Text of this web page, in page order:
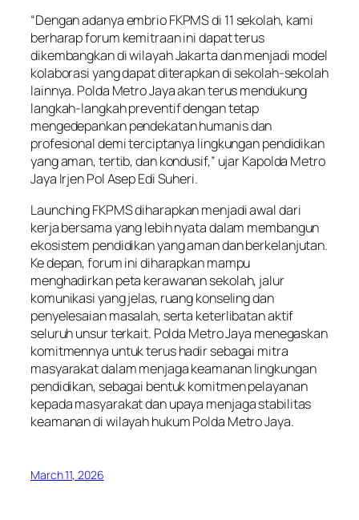
“Dengan adanya embrio FKPMS di 11 sekolah, kami
berharap forum kemitraan ini dapat terus
dikembangkan di wilayah Jakarta dan menjadi model
kolaborasi yang dapat diterapkan di sekolah-sekolah
lainnya. Polda Metro Jaya akan terus mendukung
langkah-langkah preventif dengan tetap
mengedepankan pendekatan humanis dan
profesional demi terciptanya lingkungan pendidikan
yang aman, tertib, dan kondusif,” ujar Kapolda Metro
Jaya Irjen Pol Asep Edi Suheri.
Launching FKPMS diharapkan menjadi awal dari
kerja bersama yang lebih nyata dalam membangun
ekosistem pendidikan yang aman dan berkelanjutan.
Ke depan, forum ini diharapkan mampu
menghadirkan peta kerawanan sekolah, jalur
komunikasi yang jelas, ruang konseling dan
penyelesaian masalah, serta keterlibatan aktif
seluruh unsur terkait. Polda Metro Jaya menegaskan
komitmennya untuk terus hadir sebagai mitra
masyarakat dalam menjaga keamanan lingkungan
pendidikan, sebagai bentuk komitmen pelayanan
kepada masyarakat dan upaya menjaga stabilitas
keamanan di wilayah hukum Polda Metro Jaya.
March 11, 2026